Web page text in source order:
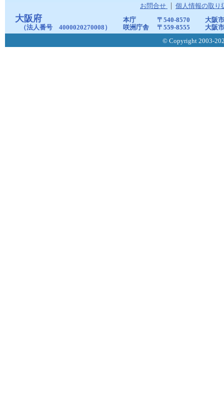
お問合せ 個人情報の取り
大阪府
（法人番号 4000020270008）
本庁 〒540-8570
大阪
咲洲庁舎
〒559-8555
大阪
© Copyright 2003-